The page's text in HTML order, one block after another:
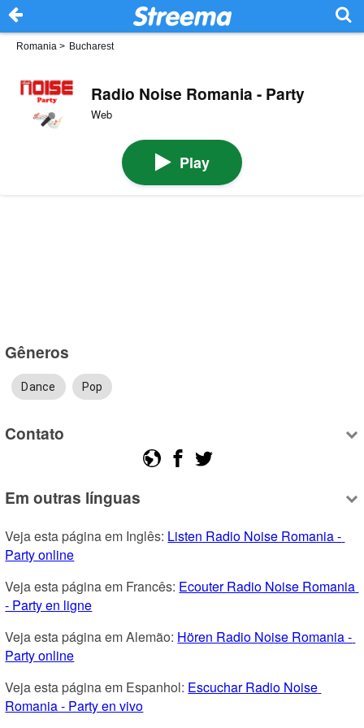
Romania > Bucharest
Radio Noise Romania - Party
Web
Play
Gêneros
Dance Pop
Contato
Em outras línguas
Veja esta página em Inglês: Listen Radio Noise Romania -
Party online
Veja esta página em Francês: Ecouter Radio Noise Romania
- Party en ligne
Veja esta página em Alemão: Hören Radio Noise Romania -
Party online
Veja esta página em Espanhol: Escuchar Radio Noise
Romania - Party en vivo